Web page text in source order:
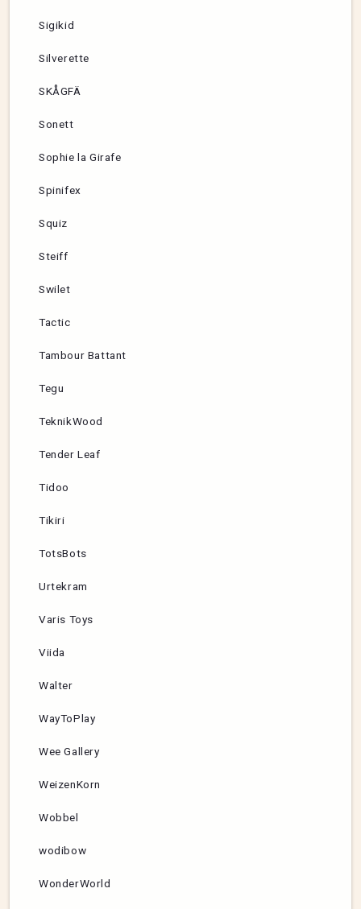
Sigikid
Silverette
SKÅGFÄ
Sonett
Sophie la Girafe
Spinifex
Squiz
Steiff
Swilet
Tactic
Tambour Battant
Tegu
TeknikWood
Tender Leaf
Tidoo
Tikiri
TotsBots
Urtekram
Varis Toys
Viida
Walter
WayToPlay
Wee Gallery
WeizenKorn
Wobbel
wodibow
WonderWorld